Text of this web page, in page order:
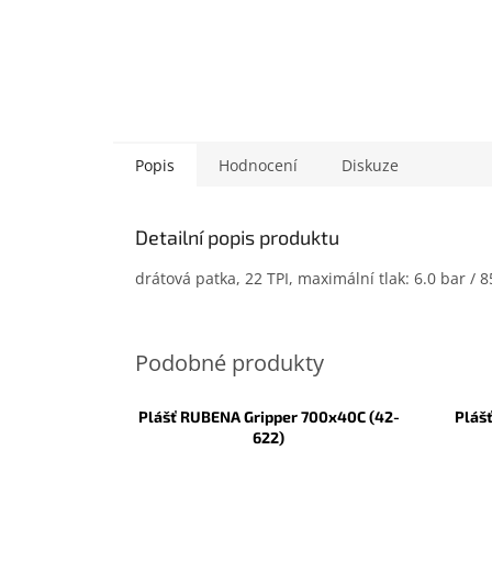
Popis Hodnocení Diskuze
Detailní popis produktu
drátová patka, 22 TPI, maximální tlak: 6.0 bar /
Plášť RUBENA Gripper 700x40C (42-
622)